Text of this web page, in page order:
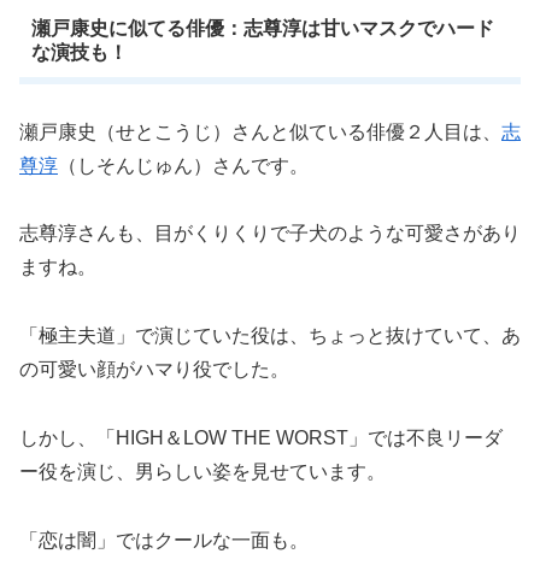
瀬戸康史に似てる俳優：志尊淳は甘いマスクでハード
な演技も！
瀬戸康史（せとこうじ）さんと似ている俳優２人目は、 志
尊淳 （しそんじゅん）さんです。
志尊淳さんも、目がくりくりで子犬のような可愛さがあり
ますね。
「極主夫道」で演じていた役は、ちょっと抜けていて、あ
の可愛い顔がハマり役でした。
しかし、「HIGH＆LOW THE WORST」では不良リーダ
ー役を演じ、男らしい姿を見せています。
「恋は闇」ではクールな一面も。